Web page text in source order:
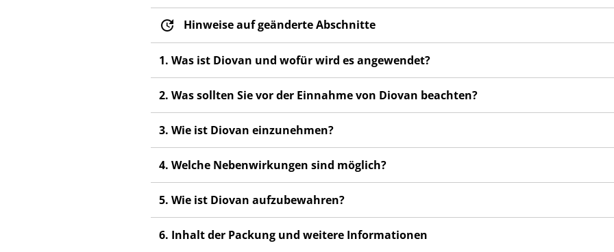
Hinweise auf geänderte Abschnitte
1. Was ist Diovan und wofür wird es angewendet?
2. Was sollten Sie vor der Einnahme von Diovan beachten?
3. Wie ist Diovan einzunehmen?
4. Welche Nebenwirkungen sind möglich?
5. Wie ist Diovan aufzubewahren?
6. Inhalt der Packung und weitere Informationen